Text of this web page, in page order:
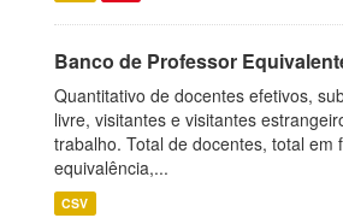
Banco de Professor
Quantitativo de docentes efetivos,
livre, visitantes e visitantes
trabalho. Total de docentes, total em
equivalência,...
CSV